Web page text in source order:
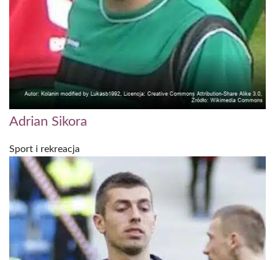
Adrian Sikora
Sport i rekreacja